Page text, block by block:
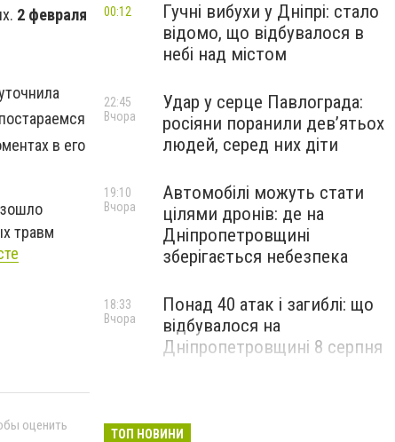
2 февраля
в его
травм
оценить
Гучні вибухи у Дніпрі: стало
відомо, що відбувалося в
небі над містом
00:12
Удар у серце Павлограда:
росіяни поранили дев’ятьох
людей, серед них діти
22:45
Вчора
Автомобілі можуть стати
цілями дронів: де на
Дніпропетровщині
зберігається небезпека
19:10
Вчора
Понад 40 атак і загиблі: що
відбувалося на
Дніпропетровщині 8 серпня
18:33
Вчора
ТОП НОВИНИ